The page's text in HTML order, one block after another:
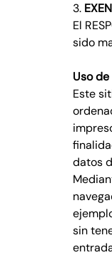
3.
El
sido
Uso
Este
datos
sin